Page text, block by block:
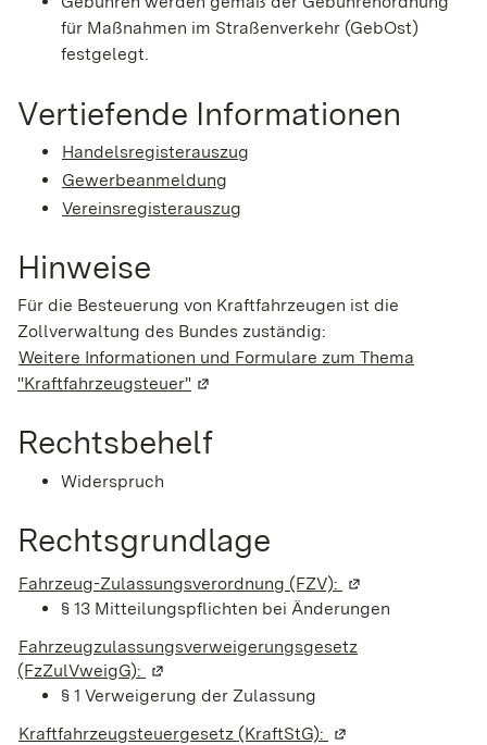
für Maßnahmen im Straßenverkehr (GebOst)
festgelegt.
Vertiefende Informationen
Handelsregisterauszug
Gewerbeanmeldung
Vereinsregisterauszug
Hinweise
Für die Besteuerung von Kraftfahrzeugen ist die
Zollverwaltung des Bundes zuständig:
Weitere Informationen und Formulare zum Thema
"Kraftfahrzeugsteuer" (Wird in einem neuen Fenster
Rechtsbehelf
Widerspruch
Rechtsgrundlage
Fahrzeug-Zulassungsverordnung (FZV): (Wird in einem
§ 13 Mitteilungspflichten bei Änderungen
Fahrzeugzulassungsverweigerungsgesetz
(FzZulVweigG): (Wird in einem neuen Fenster geöffnet)
§ 1 Verweigerung der Zulassung
Kraftfahrzeugsteuergesetz (KraftStG): (Wird in einem